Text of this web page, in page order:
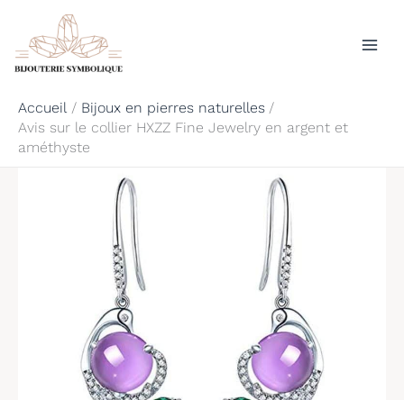
contenu
Accueil
Bijoux en pierres naturelles
Avis sur le collier HXZZ Fine Jewelry en argent et
améthyste
Rechercher